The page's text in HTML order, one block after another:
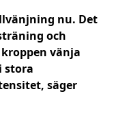
nu. Det
och
vänja
stora
säger